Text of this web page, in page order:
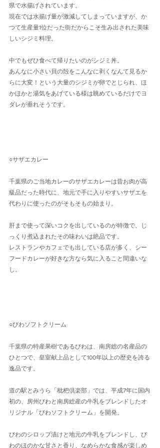
県で水揚げされています。
現在では水揚げ量が激減してしまっていますが、か
つて生産量1位だった街だからこそ生み出された美味
しいシジミ料理。
中でもぜひ食べて帰りたいのがシジミ丼。
あんなに小さい貝の殻をこんなに剥くなんて見るか
らに大変！という大量のシジミが卵でとじられ、ほ
かほかと湯気をあげている様は眺めているだけでヨ
ダレが垂れそうです。
○サザエカレー
千葉県のご当地カレーのサザエカレーは昔お肉が高
級品だった時代に、地元で手に入りやすいサザエを
代わりに使ったのがそもそもの始まり。
肝まで使って深いコクを出しているのが特徴で、じ
っくり煮込まれたその味わいは絶品です。
レストランやカフェでも出している店が多く、シー
フードカレーが好きな方なら気に入ること間違いな
し。
○びわソフトクリーム
千葉県の特産果樹であるびわは、南房総の名産品の
ひとつで、皇室献上品として100年以上の歴史を誇る
逸品です。
道の駅とみうら「枇杷倶楽部」では、平成7年に国内
初の、房州びわと南房総産の牛乳をブレンドしたオ
リジナル「びわソフトクリーム」を開発。
びわのシロップ漬けと地元の牛乳をブレンドし、び
わのほのかな甘さと香り、なめらかな食感が楽しめ